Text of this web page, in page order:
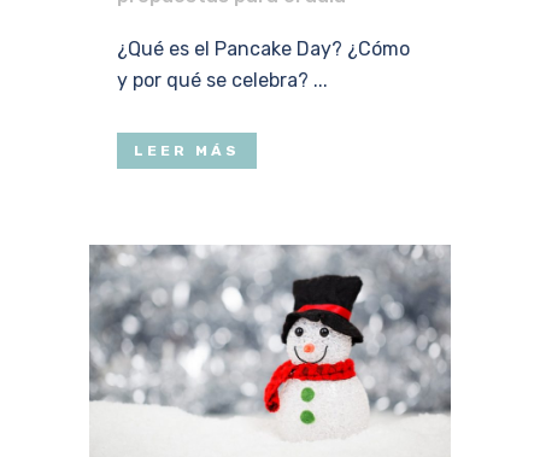
¿Qué es el Pancake Day? ¿Cómo
y por qué se celebra? ...
LEER MÁS